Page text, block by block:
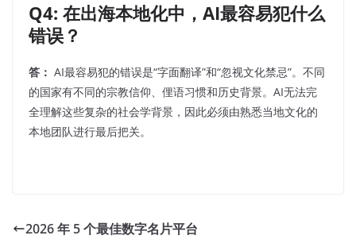
Q4: 在出海本地化中，AI最容易犯什么
错误？
答： AI最容易犯的错误是“字面翻译”和“忽视文化禁忌”。不同
的国家有不同的宗教信仰、俚语习惯和历史背景。AI无法完
全理解这些复杂的社会学背景，因此必须由熟悉当地文化的
本地团队进行最后把关。
2026 年 5 个最佳数字名片平台